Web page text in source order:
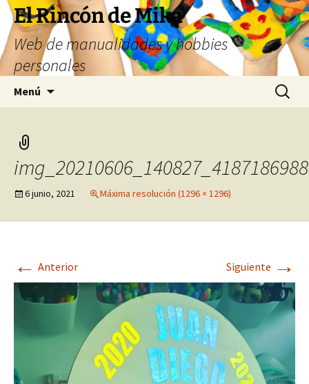
Saltar
contenido
El Rincón de Mika
Web de manualidades y hobbies
personales
Menú Buscar:
6 junio, 2021 Máxima resolución (1296 × 1296)
← Anterior Siguiente →